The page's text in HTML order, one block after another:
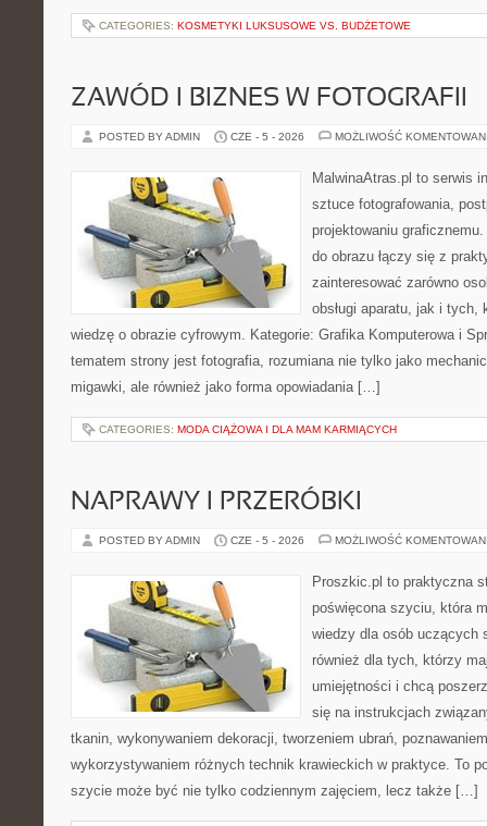
CATEGORIES: KOSMETYKI LUKSUSOWE VS. BUDŻETOWE
ZAWÓD I BIZNES W FOTOGRAFII
POSTED BY ADMIN CZE - 5 - 2026 MOŻLIWOŚĆ
MalwinaAtras.pl to serwis
sztuce fotografowania,
projektowaniu
do obrazu łączy się z
zainteresować zarówno
obsługi aparatu, jak i
wiedzę o obrazie cyfrowym. Kategorie: Grafika Komputerowa i
tematem strony jest fotografia, rozumiana nie tylko jako
migawki, ale również jako forma opowiadania […]
CATEGORIES: MODA CIĄŻOWA I DLA MAM KARMIĄCYCH
NAPRAWY I PRZERÓBKI
POSTED BY ADMIN CZE - 5 - 2026 MOŻLIWOŚĆ
Proszkic.pl to praktyczna
poświęcona szyciu, która
wiedzy dla osób uczących
również dla tych, którzy
umiejętności i chcą
się na instrukcjach
tkanin, wykonywaniem dekoracji, tworzeniem ubrań,
wykorzystywaniem różnych technik krawieckich w praktyce. To
szycie może być nie tylko codziennym zajęciem, lecz także […]